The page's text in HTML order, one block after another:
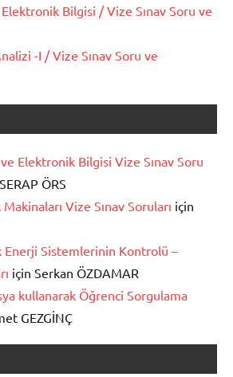
Bilgisi / Vize Sınav Soru ve
-I / Vize Sınav Soru ve
Elektronik Bilgisi Vize Sınav Soru
SERAP ÖRS
Vize Sınav Soruları için
Enerji Sistemlerinin Kontrolü –
için Serkan ÖZDAMAR
kullanarak Öğrenci Sorgulama
GEZGİNÇ